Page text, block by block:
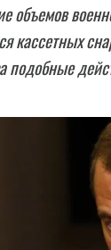
объемов
кассетных
подобные